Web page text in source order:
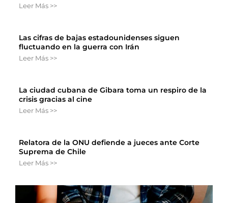
Leer Más >>
Las cifras de bajas estadounidenses siguen
fluctuando en la guerra con Irán
Leer Más >>
La ciudad cubana de Gibara toma un respiro de la
crisis gracias al cine
Leer Más >>
Relatora de la ONU defiende a jueces ante Corte
Suprema de Chile
Leer Más >>